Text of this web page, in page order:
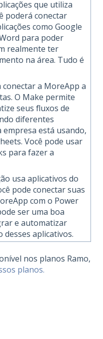
que utiliza
poderá conectar
como Google
para poder
realmente ter
na área. Tudo é
conectar a MoreApp a
O Make permite
seus fluxos de
diferentes
empresa está usando,
Você pode usar
para fazer a
usa aplicativos do
pode conectar suas
com o Power
ser uma boa
e automatizar
desses aplicativos.
nos planos Ramo,
planos.